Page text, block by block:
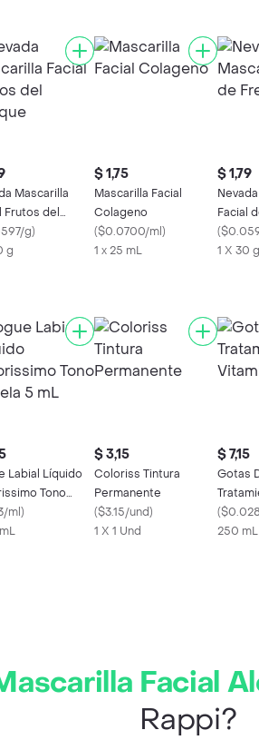
Mascarilla
Frutos del
g)
g
$ 1,75
Mascarilla Facial
Colageno
($0.0700/ml)
1 x 25 mL
$ 1,79
Facial
(
1 X 30 g
Labial Líquido
Tono
5 mL
ml)
$ 3,15
Coloriss Tintura
Permanente
($3.15/und)
1 X 1 Und
$ 7,15
Gotas
(
250 mL
Facial
Rappi?